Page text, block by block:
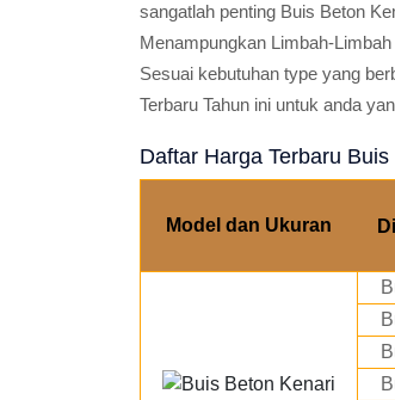
sangatlah penting Buis Beton
Menampungkan Limbah-
Sesuai kebutuhan type yang
Terbaru Tahun ini untuk anda
Daftar Harga Terbaru
Model dan Ukuran